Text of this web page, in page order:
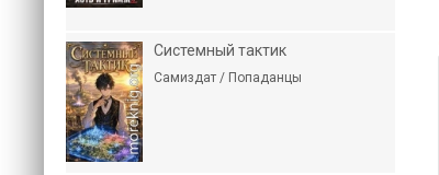
Системный тактик
Самиздат / Попаданцы